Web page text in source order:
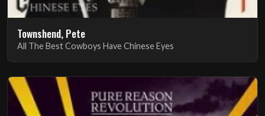
Townshend, Pete
All The Best Cowboys Have Chinese Eyes